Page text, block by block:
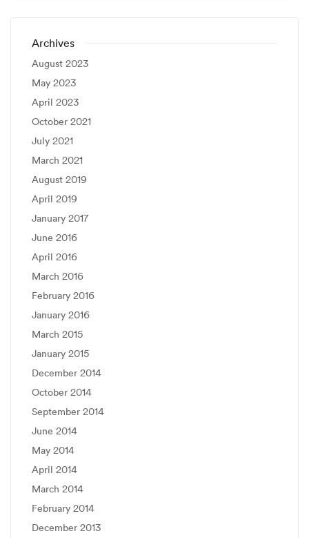
Archives
August 2023
May 2023
April 2023
October 2021
July 2021
March 2021
August 2019
April 2019
January 2017
June 2016
April 2016
March 2016
February 2016
January 2016
March 2015
January 2015
December 2014
October 2014
September 2014
June 2014
May 2014
April 2014
March 2014
February 2014
December 2013